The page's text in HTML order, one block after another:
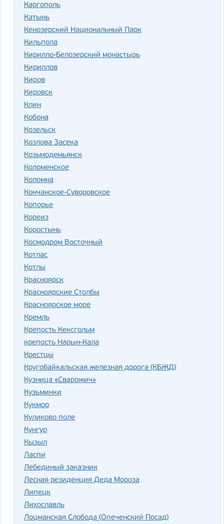
Каргополь
Катынь
Кенозерский Национальный Парк
Кильпола
Кирилло-Белозерский монастырь
Кириллов
Киров
Кировск
Клин
Кобона
Козельск
Козлова Засека
Козьмодемьянск
Коломенское
Коломна
Кончанское-Суворовское
Копорье
Кореиз
Коростынь
Космодром Восточный
Котлас
Котлы
Красноярск
Красноярские Столбы
Красноярское море
Кремль
Крепость Кексгольм
крепость Нарын-Кала
Крестцы
Кругобайкальская железная дорога (КБЖД)
Кузница «Сварожич»
Кузьминки
Кукмор
Куликово поле
Кунгур
Кызыл
Ласпи
Лебединый заказник
Лесная резиденция Деда Мороза
Липецк
Лихославль
Лоцманская Слобода (Опеченский Посад)